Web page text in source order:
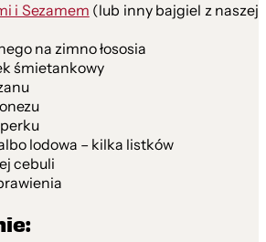
i Sezamem (lub inny bajgiel z naszej
na zimno łososia
śmietankowy
lodowa – kilka listków
cebuli